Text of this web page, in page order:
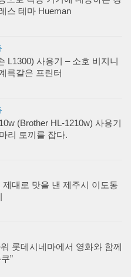
스 테마 Hueman
L1300) 사용기 – 소호 비지니
륵같은 프린터
(Brother HL-1210w) 사용기
리 토끼를 잡다.
제대로 맛을 낸 제주시 이도동
롯데시네마에서 영화와 함께
”